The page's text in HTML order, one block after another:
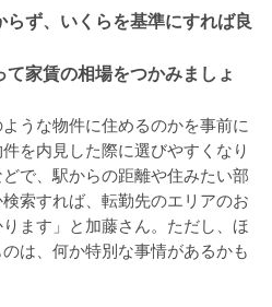
ず、いくらを基準にすれば良
家賃の相場をつかみましょ
うな物件に住めるのかを事前に
を内見した際に選びやすくなり
で、駅からの距離や住みたい部
索すれば、転勤先のエリアのお
ます」と加藤さん。ただし、ほ
は、何か特別な事情があるかも